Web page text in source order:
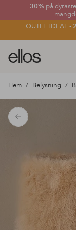
30% på
OUTLETDEAL -
Ellos
logotyp
gå
förstasidan
Hem Belysning
Tillbaka